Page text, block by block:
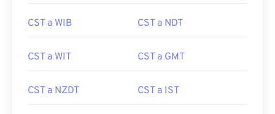
CST a WIB CST a NDT
CST a WIT CST a GMT
CST a NZDT CST a IST